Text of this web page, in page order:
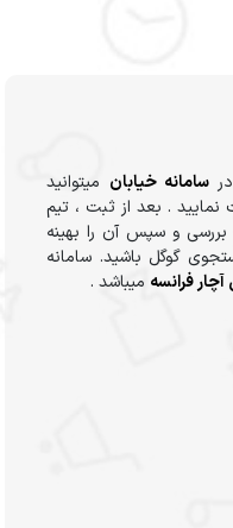
درسامانه خیابان میتوانید
. بعد از ثبت ، تیم
و سپس آن را بهینه
گوگل باشید. سامانه
فرانسه میباشد .